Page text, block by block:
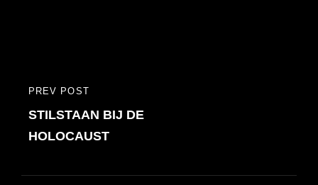
Bericht
navigatie
PREVIOUS
POST
PREV POST
STILSTAAN BIJ DE
HOLOCAUST